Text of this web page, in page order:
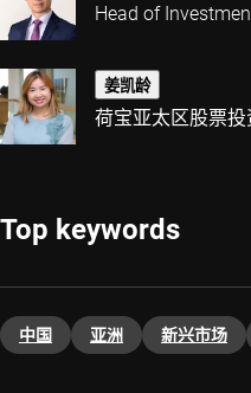
Head of
姜凯龄
荷宝亚太区股票
Top keywords
中国 亚洲 新兴市场